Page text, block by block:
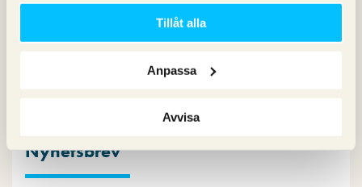
Tillåt alla
Anpassa
Avvisa
Jonny,
Tack, kul att du gillar både podden och boken!
Nyhetsbrev